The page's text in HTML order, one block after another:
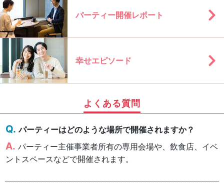
パーティー開催レポート
幸せエピソード
よくある質問
パーティーはどのような場所で開催されますか？
パーティー主催事業者所有の専用会場や、飲食店、イベ
ントスペースなどで開催されます。